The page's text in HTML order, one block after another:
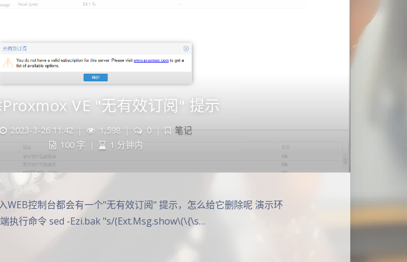
浅阴影
VE "无有效订阅" 提示
2023-3-26 11:42 1,598 0
笔记
100 字
| 1 分钟内
WEB控制台都会有一个"无有效订阅" 提示，怎么给它删除呢 演示环
执行命令 sed -Ezi.bak "s/(Ext.Msg.show\(\{\s…